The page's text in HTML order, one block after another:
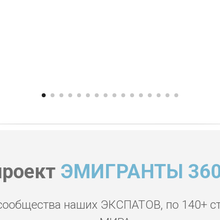
ЭМИГРАНТЫ
наших ЭКСПАТОВ, по 140+